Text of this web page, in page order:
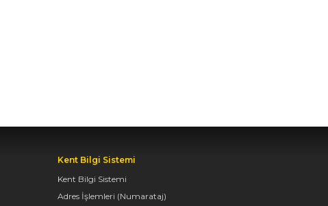
Kent Bilgi Sistemi
Kent Bilgi Sistemi
Adres İşlemleri (Numarataj)